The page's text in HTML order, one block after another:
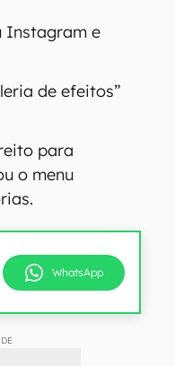
Instagram e
de efeitos”
para
o menu
WhatsApp